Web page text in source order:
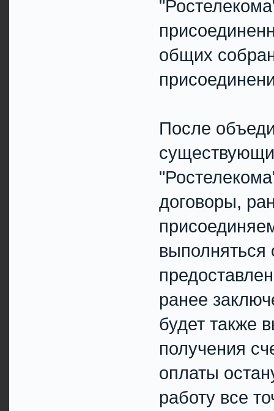
общих
После
договоры,
выполняться
ранее
будет также
получения
оплаты
работу все